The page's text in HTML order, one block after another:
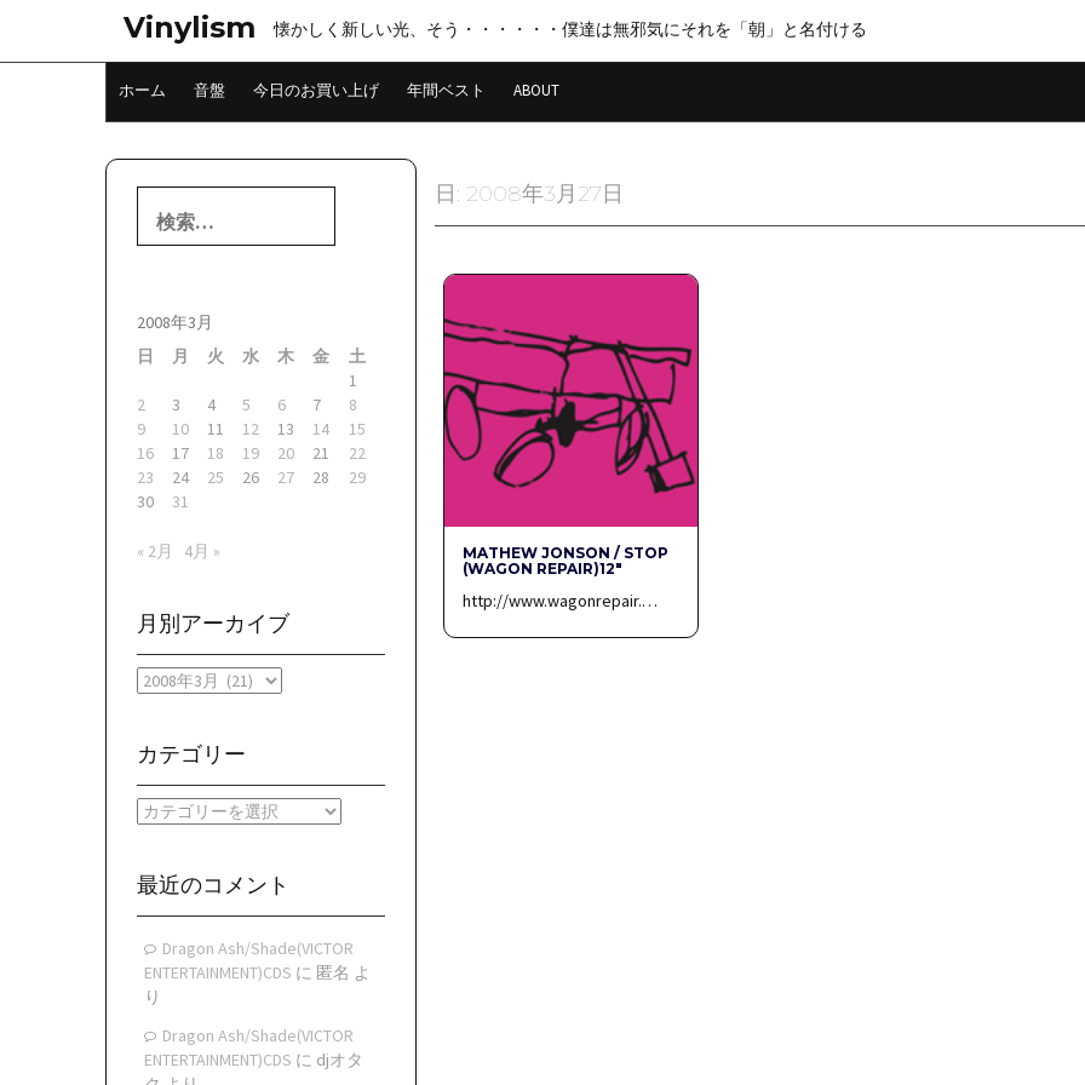
テ
Vinylism 懐かしく新しい光、そう・・・・・・僕達は無邪気にそれを「朝」と名付ける
ホーム 音盤 今日のお買い上げ 年間ベスト ABOUT
日: 2008年3月27日
MATHEW JONSON / STOP
(WAGON REPAIR)12″
http://www.wagonrepair.…
索:
2008年3月
日
月 火 水 木 金
土
1
2
3 4 5 6 7
8
9
10 11 12 13 14
15
16
17 18 19 20 21
22
23
24 25 26 27 28
29
30
31
« 2月 4月 »
月別アーカイブ
月
ー
イ
ブ
カテゴリー
カ
リ
最近のコメント
Dragon Ash/Shade(VICTOR
ENTERTAINMENT)CDS に 匿名 よ
り
Dragon Ash/Shade(VICTOR
ENTERTAINMENT)CDS に djオタ